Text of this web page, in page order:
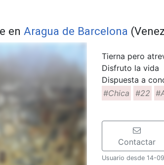
en Aragua de Barcelona
Tierna pero
Disfruto la vida
Dispuesta a
#Chica
#22
Contactar
Usuario desde 14-